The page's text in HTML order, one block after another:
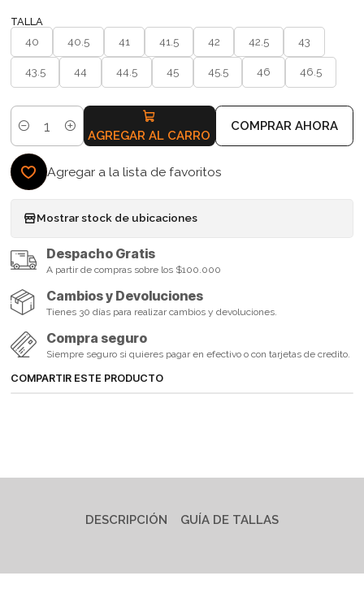
TALLA
40 40.5 41 41.5 42 42.5 43
43.5 44 44.5 45 45.5 46 46.5
Cantidad AGREGAR AL CARRO
COMPRAR AHORA
Agregar a la lista de favoritos
Mostrar stock de ubicaciones
Despacho Gratis
A partir de compras sobre los $100.000
Cambios y Devoluciones
Tienes 30 días para realizar cambios y devoluciones.
Compra seguro
Siempre seguro si quieres pagar en efectivo o con tarjetas de credito.
COMPARTIR ESTE PRODUCTO
DESCRIPCIÓN GUÍA DE TALLAS